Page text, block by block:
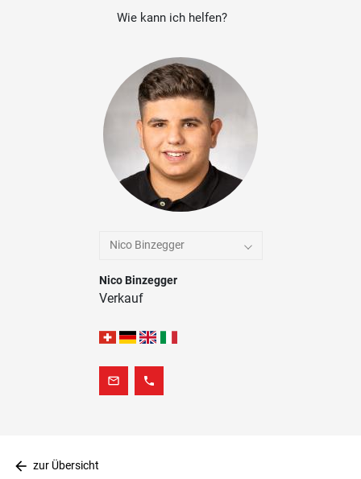
Wie kann ich helfen?
Nico Binzegger
Nico Binzegger
Verkauf
mail_outline phone
arrow_back zur Übersicht